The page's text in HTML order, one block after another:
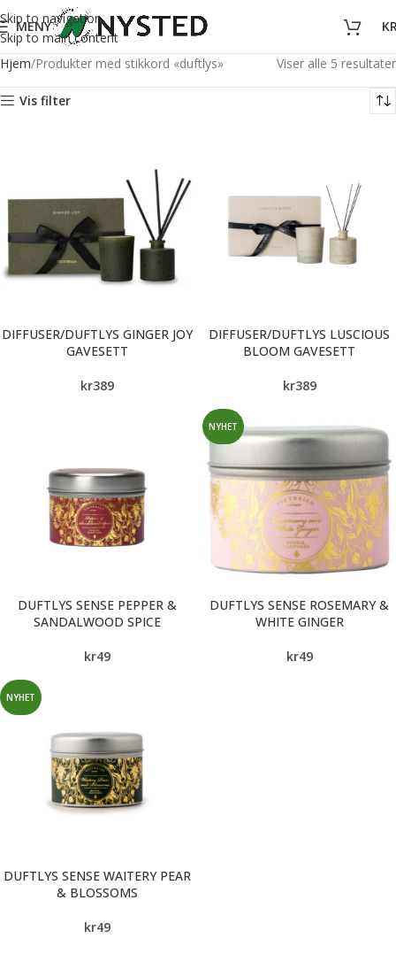
Skip to navigation
Skip to main content
MENY
Hjem Produkter med stikkord «duftlys» Viser alle 5 resultater
Vis filter
DIFFUSER/DUFTLYS GINGER JOY
GAVESETT
kr389
DIFFUSER/DUFTLYS LUSCIOUS
BLOOM GAVESETT
kr389
DUFTLYS SENSE PEPPER &
SANDALWOOD SPICE
kr49
NYHET
DUFTLYS SENSE ROSEMARY &
WHITE GINGER
kr49
NYHET
DUFTLYS SENSE WAITERY PEAR
& BLOSSOMS
kr49